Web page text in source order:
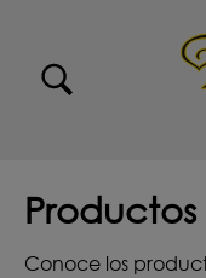
Menu
Menu Principal
Conoce los